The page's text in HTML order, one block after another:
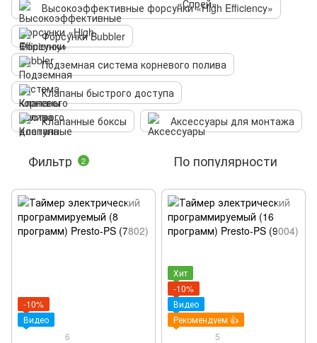
Высокоэффективные форсунки «High Efficiency»
Форсунки Bubbler
Подземная система корневого полива
Клапаны быстрого доступа
Клапанные боксы
Аксессуары для монтажа
Фильтр 2 По популярности
-10%
Видео
6
Хит
-10%
Видео
Рекомендуем 👍
5